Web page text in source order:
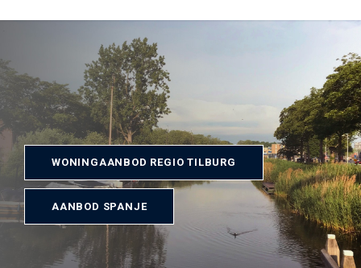
WONINGAANBOD REGIO TILBURG
AANBOD SPANJE